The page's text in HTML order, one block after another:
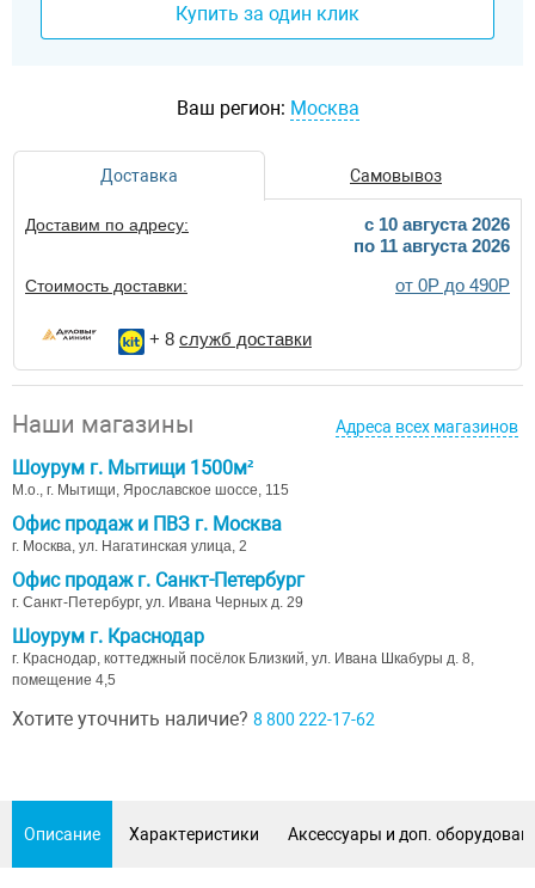
Купить за один клик
Ваш регион: Москва
Доставка Самовывоз
Доставим по адресу:
c 10 августа 2026
по 11 августа 2026
Стоимость доставки: от 0Р до 490Р
+ 8 служб доставки
Наши магазины Адреса всех магазинов
Шоурум г. Мытищи 1500м²
М.о., г. Мытищи, Ярославское шоссе, 115
Офис продаж и ПВЗ г. Москва
г. Москва, ул. Нагатинская улица, 2
Офис продаж г. Санкт-Петербург
г. Санкт-Петербург, ул. Ивана Черных д. 29
Шоурум г. Краснодар
г. Краснодар, коттеджный посёлок Близкий, ул. Ивана Шкабуры д. 8,
помещение 4,5
Хотите уточнить наличие? 8 800 222-17-62
Описание Характеристики Аксессуары и доп.